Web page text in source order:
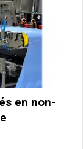
en non-